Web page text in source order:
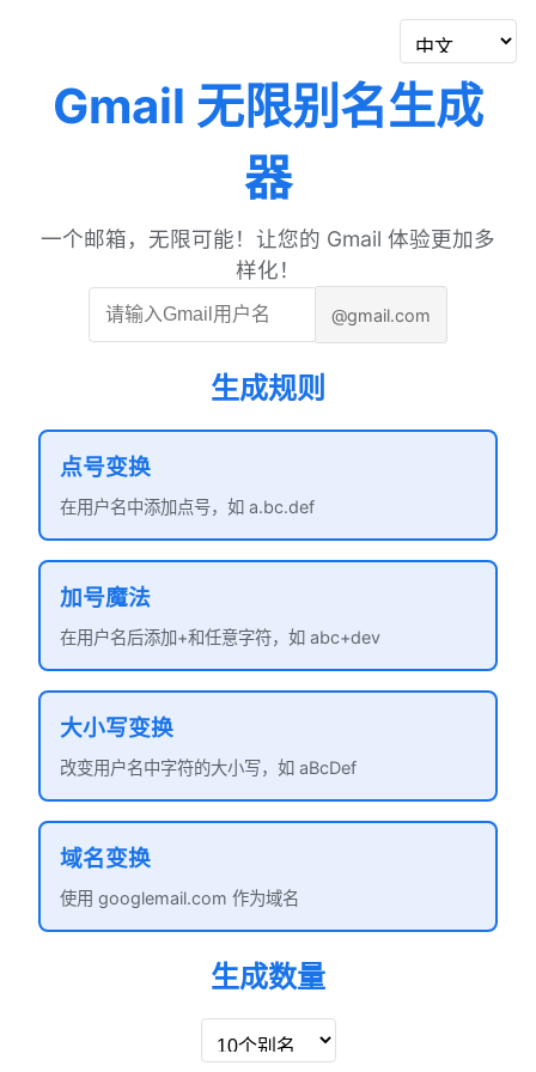
Gmail 无限别名生成
器
一个邮箱，无限可能！让您的 Gmail 体验更加多
样化！
@gmail.com
生成规则
点号变换
在用户名中添加点号，如 a.bc.def
加号魔法
在用户名后添加+和任意字符，如 abc+dev
大小写变换
改变用户名中字符的大小写，如 aBcDef
域名变换
使用 googlemail.com 作为域名
生成数量